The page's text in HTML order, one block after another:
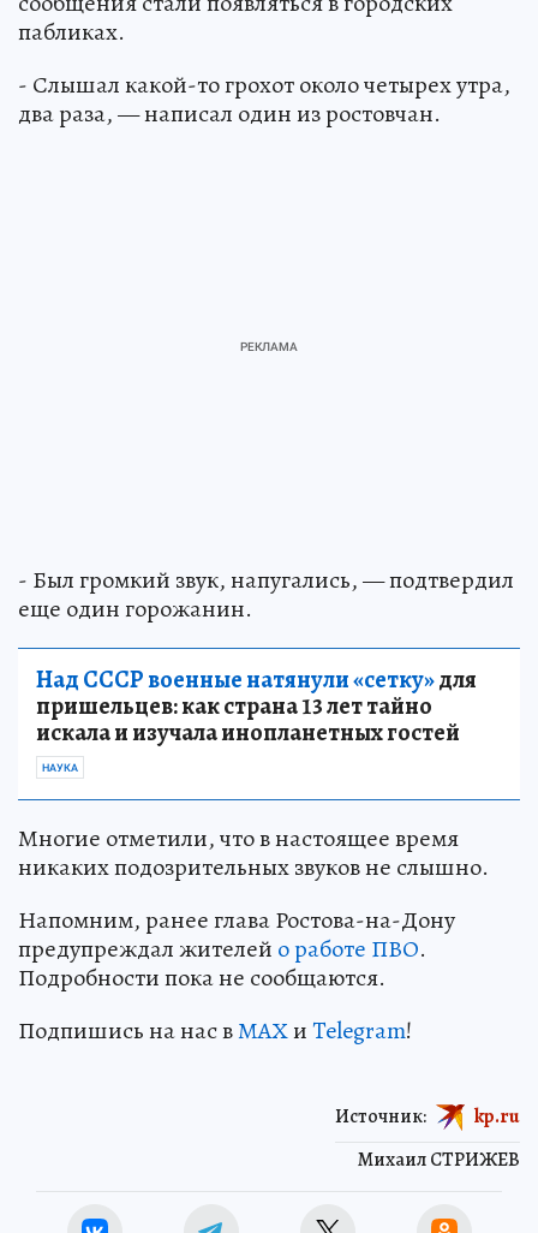
пабликах.
- Слышал какой-то грохот около четырех утра,
два раза, — написал один из ростовчан.
- Был громкий звук, напугались, — подтвердил
еще один горожанин.
Над СССР военные натянули «сетку»для
пришельцев: как страна 13 лет тайно
искала и изучала инопланетных гостей
НАУКА
Многие отметили, что в настоящее время
никаких подозрительных звуков не слышно.
Напомним, ранее глава Ростова-на-Дону
предупреждал жителей о работе ПВО.
Подробности пока не сообщаются.
Подпишись на нас вМАХиTelegram!
Михаил СТРИЖЕВ
Источник: kp.ru